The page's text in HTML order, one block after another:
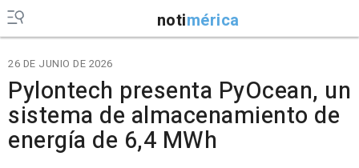
notimérica
26 DE JUNIO DE 2026
Pylontech presenta PyOcean, un
sistema de almacenamiento de
energía de 6,4 MWh